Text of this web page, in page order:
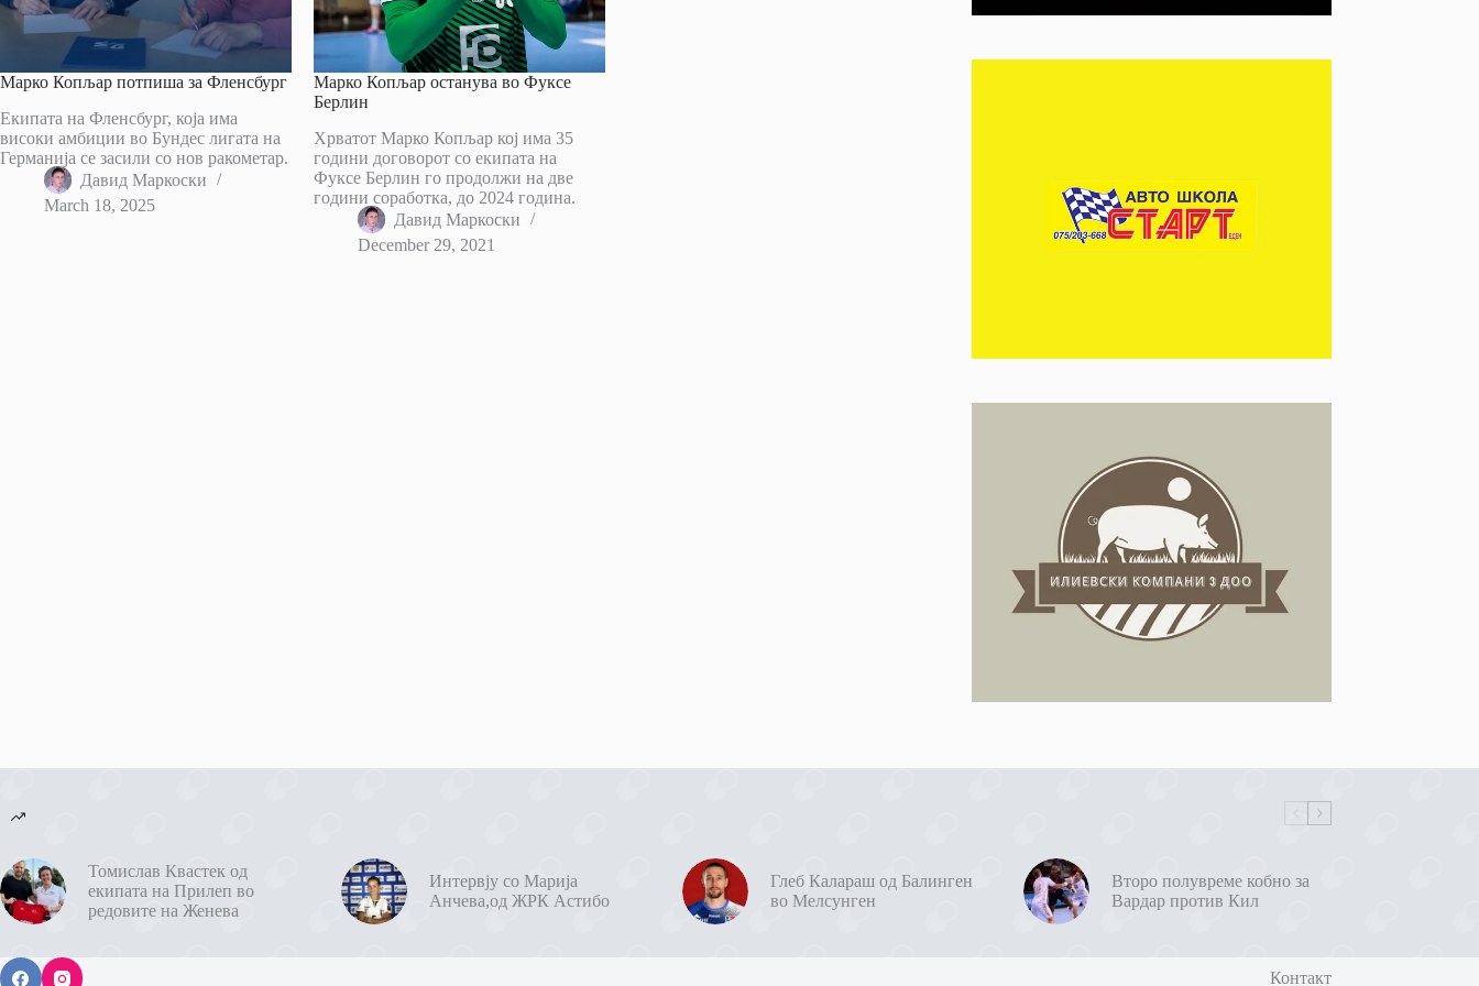
Марко Копљар потпиша за Фленсбург
Екипата на Фленсбург, која има
високи амбиции во Бундес лигата на
Германија се засили со нов ракометар.
Давид Маркоски
March 18, 2025
Марко Копљар останува во Фуксе
Берлин
Хрватот Марко Копљар кој има 35
години договорот со екипата на
Фуксе Берлин го продолжи на две
години соработка, до 2024 година.
Давид Маркоски
December 29, 2021
Томислав Квастек од
екипата на Прилеп во
редовите на Женева
Интервју со Марија
Анчева,од ЖРК Астибо
Глеб Калараш од Балинген
во Мелсунген
Второ полувреме кобно за
Вардар против Кил
Контакт